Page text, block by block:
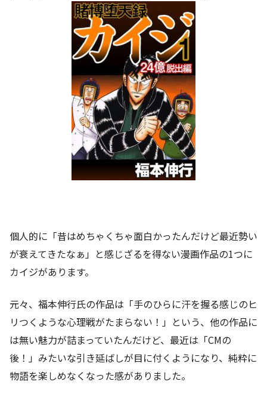
個人的に「昔はめちゃくちゃ面白かったんだけど最近勢い
が衰えてきたなぁ」と感じざるを得ない漫画作品の1つに
カイジがあります。
元々、福本伸行氏の作品は「手のひらに汗を握る感じのヒ
リつくような心理戦がたまらない！」という、他の作品に
は無い魅力が詰まっていたんだけど、最近は「CMの
後！」みたいな引き延ばしが目に付くようになり、純粋に
物語を楽しめなくなった感がありました。